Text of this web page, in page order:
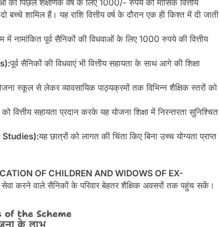
को पिछले शैक्षणिक वर्ष के लिए 1000/- रुपये की मासिक वित्तीय
शामिल हैं। यह राशि वित्तीय वर्ष के दौरान एक ही किश्त में दी जाती
में नामांकित पूर्व सैनिकों की विधवाओं के लिए 1000 रुपये की वित्तीय
पूर्व सैनिकों की विधवाएं भी वित्तीय सहायता के साथ आगे की शिक्षा
स्कूल से लेकर व्यावसायिक पाठ्यक्रमों तक विभिन्न शैक्षिक स्तरों को
वित्तीय सहायता प्रदान करके यह योजना शिक्षा में निरन्तरता सुनिश्चित
Studies):यह छात्रों को लागत की चिंता किए बिना उच्च योग्यता प्राप्त
OF CHILDREN AND WIDOWS OF EX-
करने वाले सैनिकों के परिवार बेहतर शैक्षिक अवसरों तक पहुंच सकें।